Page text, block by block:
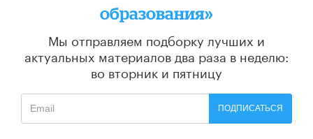
образования»
Мы отправляем подборку лучших и
актуальных материалов два раза в неделю:
во вторник и пятницу
ПОДПИСАТЬСЯ